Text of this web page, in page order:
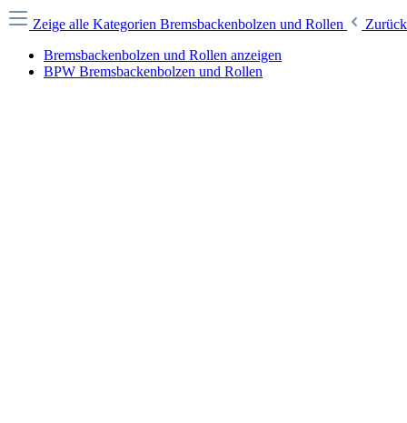
Zeige alle Kategorien Bremsbackenbolzen und Rollen
Zurück
Bremsbackenbolzen und Rollen anzeigen
BPW Bremsbackenbolzen und Rollen